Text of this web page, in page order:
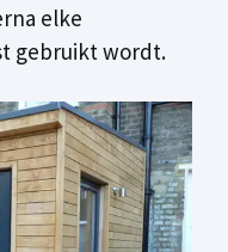
elke
gebruikt wordt.